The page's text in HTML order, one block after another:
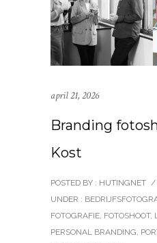
april 21, 2026
Branding
Kost
POSTED BY : HUTINGNET /
UNDER :
FOTOGRAFIE, FOTOSHOOT,
PERSONAL BRANDING,